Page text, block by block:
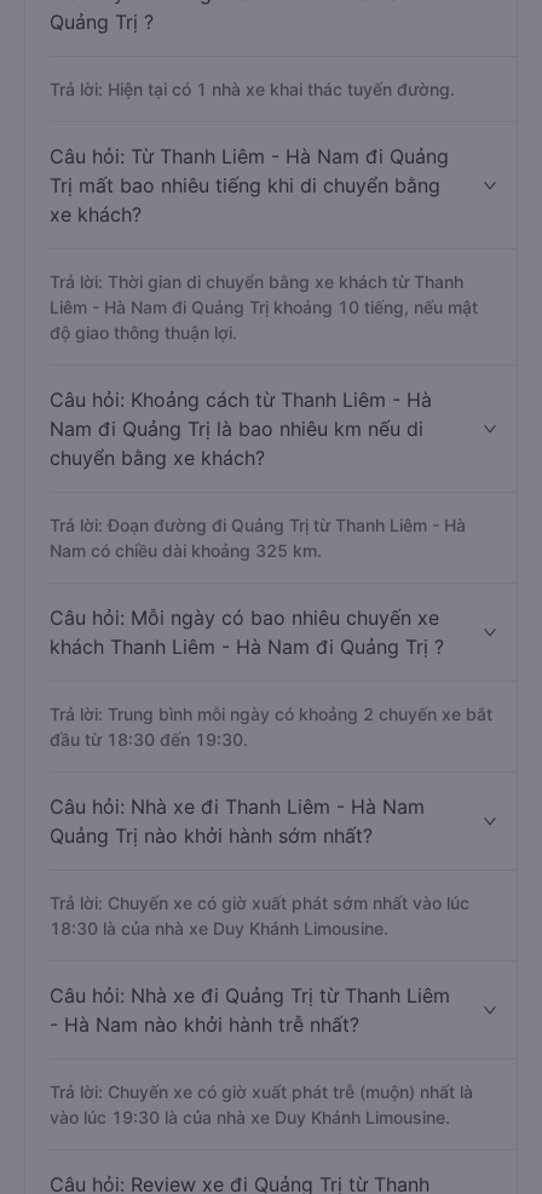
Quảng Trị ?
Trả lời: Hiện tại có 1 nhà xe khai thác tuyến đường.
Câu hỏi: Từ Thanh Liêm - Hà Nam đi Quảng
Trị mất bao nhiêu tiếng khi di chuyển bằng
xe khách?
Trả lời: Thời gian di chuyển bằng xe khách từ Thanh
Liêm - Hà Nam đi Quảng Trị khoảng 10 tiếng, nếu mật
độ giao thông thuận lợi.
Câu hỏi: Khoảng cách từ Thanh Liêm - Hà
Nam đi Quảng Trị là bao nhiêu km nếu di
chuyển bằng xe khách?
Trả lời: Đoạn đường đi Quảng Trị từ Thanh Liêm - Hà
Nam có chiều dài khoảng 325 km.
Câu hỏi: Mỗi ngày có bao nhiêu chuyến xe
khách Thanh Liêm - Hà Nam đi Quảng Trị ?
Trả lời: Trung bình mỗi ngày có khoảng 2 chuyến xe bắt
đầu từ 18:30 đến 19:30.
Câu hỏi: Nhà xe đi Thanh Liêm - Hà Nam
Quảng Trị nào khởi hành sớm nhất?
Trả lời: Chuyến xe có giờ xuất phát sớm nhất vào lúc
18:30 là của nhà xe Duy Khánh Limousine.
Câu hỏi: Nhà xe đi Quảng Trị từ Thanh Liêm
- Hà Nam nào khởi hành trễ nhất?
Trả lời: Chuyến xe có giờ xuất phát trễ (muộn) nhất là
vào lúc 19:30 là của nhà xe Duy Khánh Limousine.
Câu hỏi: Review xe đi Quảng Trị từ Thanh